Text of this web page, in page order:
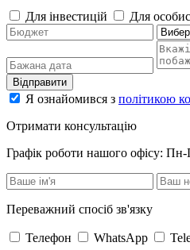
Для інвестицій Для
Відправити
Я ознайомився з політикою
Отримати консультацію
Графік роботи нашого офісу:
Переважний спосіб зв'язку
Телефон WhatsApp